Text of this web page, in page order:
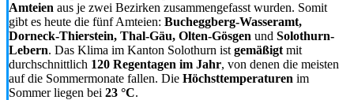
Amteien aus je zwei Bezirken zusammengefasst wurden. Somit
gibt es heute die fünf Amteien: Bucheggberg-Wasseramt,
Dorneck-Thierstein, Thal-Gäu, Olten-Gösgen und Solothurn-
Lebern. Das Klima im Kanton Solothurn ist gemäßigt mit
durchschnittlich 120 Regentagen im Jahr, von denen die meisten
auf die Sommermonate fallen. Die Höchsttemperaturen im
Sommer liegen bei 23 °C.